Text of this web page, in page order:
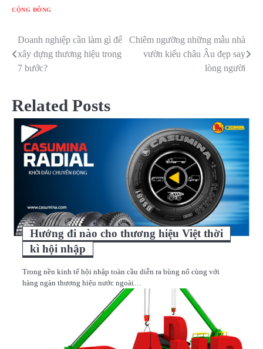
CỘNG ĐỒNG
Điều
hướng
viết
Doanh nghiệp cần làm gì để
xây dựng thương hiệu trong
7 bước?
Chiêm ngưỡng những mẫu nhà
vườn kiểu châu Âu đẹp say
lòng người
Related Posts
Hướng đi nào cho thương hiệu Việt thời
kì hội nhập
Trong nền kinh tế hội nhập toàn cầu diễn ra bùng nổ cùng với
hàng ngàn thương hiệu nước ngoài…